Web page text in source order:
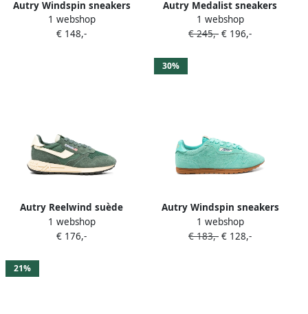
Autry Windspin sneakers
met suède vlakken Groen
1 webshop
€ 148,-
Autry Medalist sneakers
Groen
1 webshop
€ 245,- € 196,-
Autry Reelwind suède
sneakers Groen
1 webshop
€ 176,-
30%
Autry Windspin sneakers
Groen
1 webshop
€ 183,- € 128,-
21%